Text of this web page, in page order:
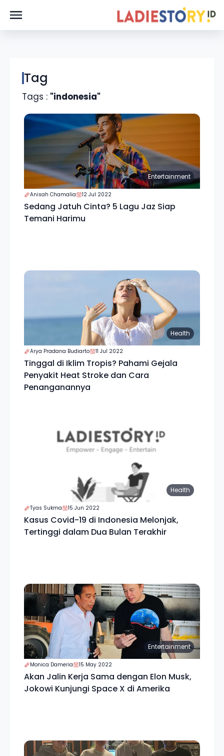
Tag
Tags : "indonesia"
Entertainment
Anisah Chamalia 12 Jul 2022
Sedang Jatuh Cinta? 5 Lagu Jaz Siap
Temani Harimu
Health
Arya Pradana Budiarto 11 Jul 2022
Tinggal di Iklim Tropis? Pahami Gejala
Penyakit Heat Stroke dan Cara
Penanganannya
Health
Tyas Sukma 15 Jun 2022
Kasus Covid-19 di Indonesia Melonjak,
Tertinggi dalam Dua Bulan Terakhir
Entertainment
Monica Dameria 15 May 2022
Akan Jalin Kerja Sama dengan Elon Musk,
Jokowi Kunjungi Space X di Amerika